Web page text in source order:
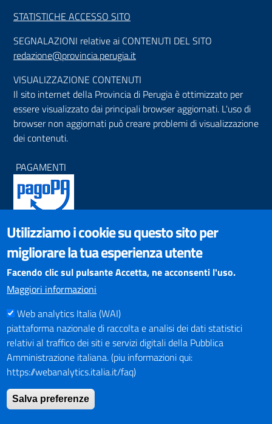
STATISTICHE ACCESSO SITO
SEGNALAZIONI relative ai CONTENUTI DEL SITO
redazione@provincia.perugia.it
VISUALIZZAZIONE CONTENUTI
Il sito internet della Provincia di Perugia è ottimizzato per
essere visualizzato dai principali browser aggiornati. L'uso di
browser non aggiornati può creare problemi di visualizzazione
dei contenuti.
PAGAMENTI
SOCIAL NETWORKS
Pagina Facebook
Profilo Instagram
Canale YouTube
Mappa del Sito
Indirizzario
Utilizziamo i cookie su questo sito per
migliorare la tua esperienza utente
Facendo clic sul pulsante Accetta, ne acconsenti l'uso.
Maggiori informazioni
Web analytics Italia (WAI)
piattaforma nazionale di raccolta e analisi dei dati statistici
relativi al traffico dei siti e servizi digitali della Pubblica
Amministrazione italiana. (piu informazioni qui:
https://webanalytics.italia.it/faq)
Salva preferenze